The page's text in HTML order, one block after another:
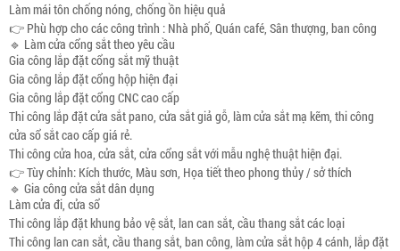
Làm mái tôn chống nóng, chống ồn hiệu quả
👉 Phù hợp cho các công trình : Nhà phố, Quán café, Sân thượng, ban công
🔹 Làm cửa cổng sắt theo yêu cầu
Gia công lắp đặt cổng sắt mỹ thuật
Gia công lắp đặt cổng hộp hiện đại
Gia công lắp đặt cổng CNC cao cấp
Thi công lắp đặt cửa sắt pano, cửa sắt giả gỗ, làm cửa sắt mạ kẽm, thi công
cửa sổ sắt cao cấp giá rẻ.
Thi công cửa hoa, cửa sắt, cửa cổng sắt với mẫu nghệ thuật hiện đại.
👉 Tùy chỉnh: Kích thước, Màu sơn, Họa tiết theo phong thủy / sở thích
🔹 Gia công cửa sắt dân dụng
Làm cửa đi, cửa sổ
Thi công lắp đặt khung bảo vệ sắt, lan can sắt, cầu thang sắt các loại
Thi công lan can sắt, cầu thang sắt, ban công, làm cửa sắt hộp 4 cánh, lắp đặt